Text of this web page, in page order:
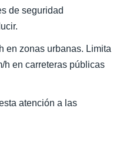
de seguridad
en zonas urbanas. Limita
h en carreteras públicas
atención a las